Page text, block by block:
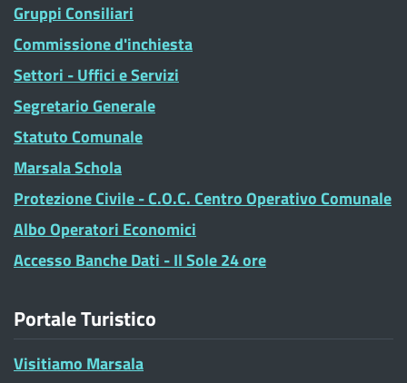
Gruppi Consiliari
Commissione d'inchiesta
Settori - Uffici e Servizi
Segretario Generale
Statuto Comunale
Marsala Schola
Protezione Civile - C.O.C. Centro Operativo Comunale
Albo Operatori Economici
Accesso Banche Dati - Il Sole 24 ore
Portale Turistico
Visitiamo Marsala